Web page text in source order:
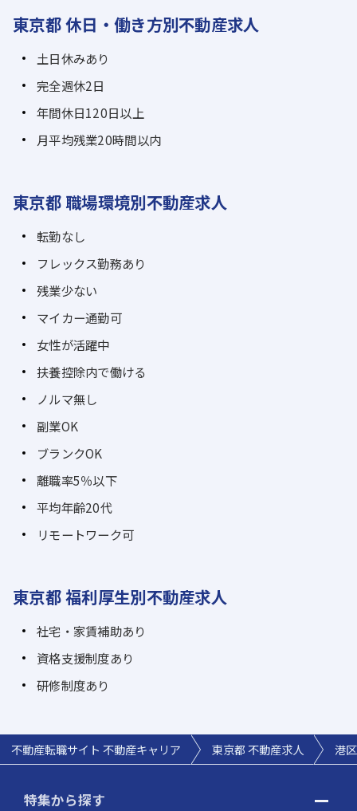
東京都 休日・働き方別不動産求人
土日休みあり
完全週休2日
年間休日120日以上
月平均残業20時間以内
東京都 職場環境別不動産求人
転勤なし
フレックス勤務あり
残業少ない
マイカー通勤可
女性が活躍中
扶養控除内で働ける
ノルマ無し
副業OK
ブランクOK
離職率5％以下
平均年齢20代
リモートワーク可
東京都 福利厚生別不動産求人
社宅・家賃補助あり
資格支援制度あり
研修制度あり
不動産転職サイト 不動産キャリア 東京都 不動産求人 港
特集から探す